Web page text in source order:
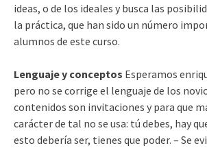
ideas, o de los ideales y busca las
la práctica, que han sido un número
alumnos de este curso.
Lenguaje y conceptos Esperamos
pero no se corrige el lenguaje de los
contenidos son invitaciones y para que
carácter de tal no se usa: tú debes, hay
esto debería ser, tienes que poder. – Se